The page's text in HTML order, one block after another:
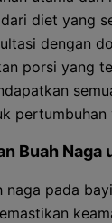
diet yang
dengan
porsi yang
pertumbuhan
Buah Naga
naga pada